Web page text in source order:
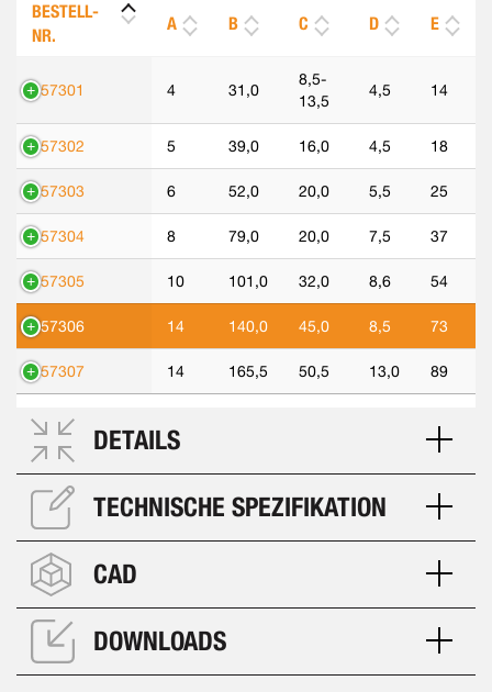
BESTELL-
NR.
A B C D E
557301 4 31,0
8,5-
13,5
4,5 14
557302 5 39,0 16,0 4,5 18
557303 6 52,0 20,0 5,5 25
557304 8 79,0 20,0 7,5 37
557305 10 101,0 32,0 8,6 54
557306 14 140,0 45,0 8,5 73
557307 14 165,5 50,5 13,0 89
DETAILS
TECHNISCHE SPEZIFIKATION
CAD
DOWNLOADS